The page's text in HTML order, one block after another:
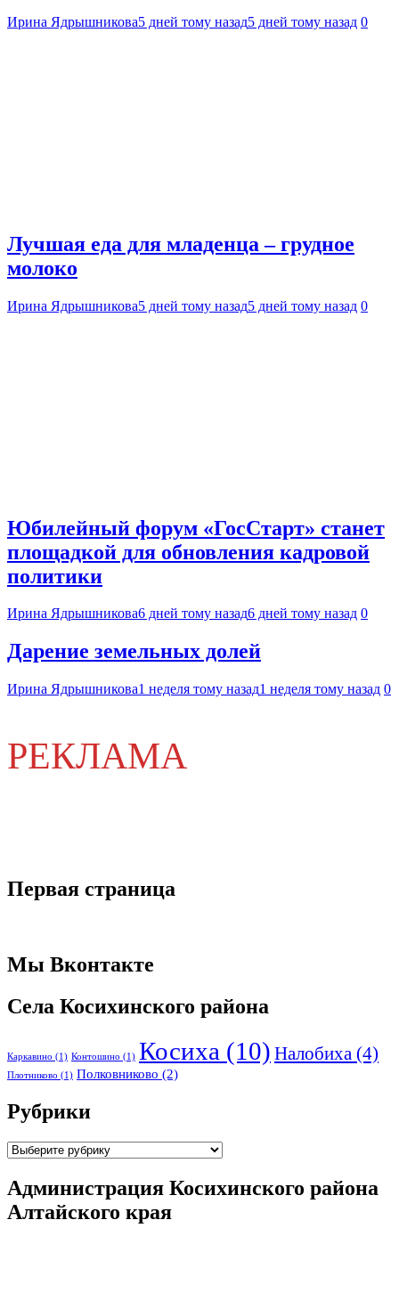
Ирина Ядрышникова5 дней тому назад5 дней тому назад 0
Лучшая еда для младенца – грудное
молоко
Ирина Ядрышникова5 дней тому назад5 дней тому назад 0
Юбилейный форум «ГосСтарт» станет
площадкой для обновления кадровой
политики
Ирина Ядрышникова6 дней тому назад6 дней тому назад 0
Дарение земельных долей
Ирина Ядрышникова1 неделя тому назад1 неделя тому назад 0
РЕКЛАМА
Первая страница
Мы Вконтакте
Села Косихинского района
Каркавино (1) Контошино (1) Косиха (10) Налобиха (4)
Плотниково (1) Полковниково (2)
Рубрики
Рубрики
Администрация Косихинского района
Алтайского края